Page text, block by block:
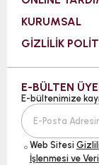
KURUMSAL
GİZLİLİK
E-BÜLTEN
E-bültenimize
Web Sitesi
İşlenmesi ve